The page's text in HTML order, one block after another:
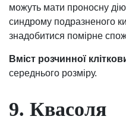
можуть мати проносну
синдрому подразненого
знадобитися помірне
Вміст розчинної
середнього розміру.
9. Квасоля